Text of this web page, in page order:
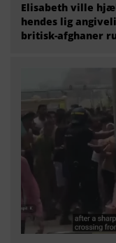
Elisabeth ville
hendes lig
britisk-afghaner